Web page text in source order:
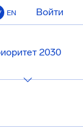
EN Войти
2030